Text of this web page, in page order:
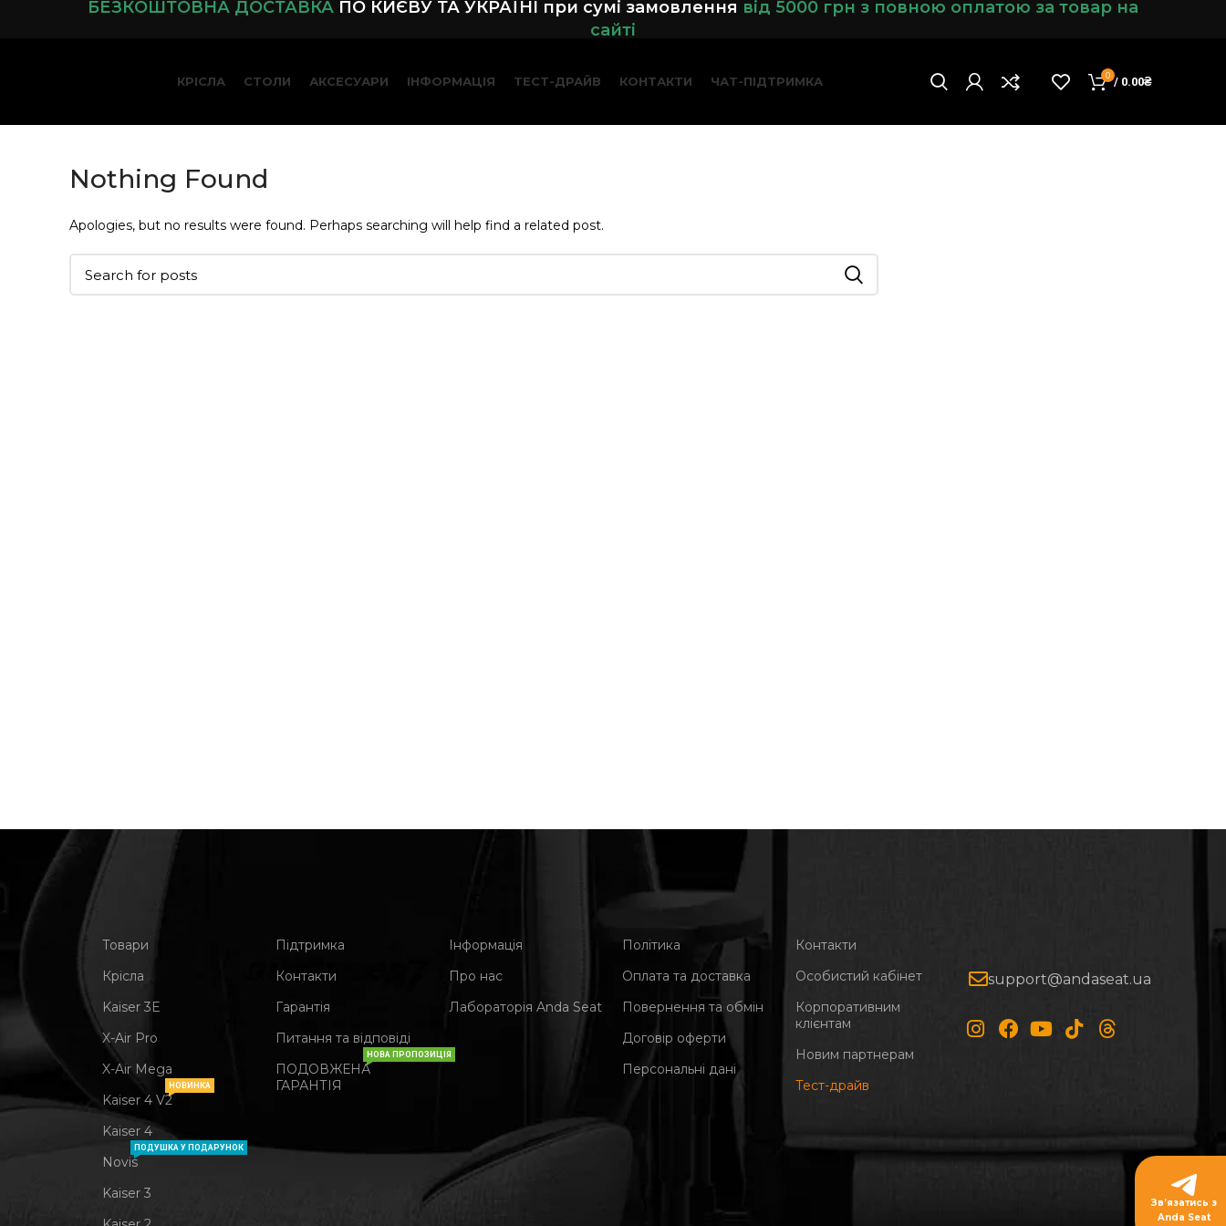
БЕЗКОШТОВНА ДОСТАВКА ПО КИЄВУ ТА УКРАЇНІ при сумі замовлення від 5000 грн з повною оплатою за товар на
сайті
КРІСЛА СТОЛИ АКСЕСУАРИ ІНФОРМАЦІЯ ТЕСТ-ДРАЙВ КОНТАКТИ ЧАТ-ПІДТРИМКА 0 / 0.00₴
Nothing Found
Apologies, but no results were found. Perhaps searching will help find a related post.
Товари
Крісла
Kaiser 3Е
X-Air Pro
X-Air Mega
Kaiser 4 V2
НОВИНКА
Kaiser 4
Novis
ПОДУШКА У ПОДАРУНОК
Kaiser 3
Підтримка
Контакти
Гарантія
Питання та відповіді
ПОДОВЖЕНА
ГАРАНТІЯ
НОВА ПРОПОЗИЦІЯ
Інформація
Про нас
Лабораторія Anda Seat
Політика
Оплата та доставка
Повернення та обмін
Договір оферти
Персональні дані
Контакти
Особистий кабінет
Корпоративним
клієнтам
Новим партнерам
Тест-драйв
support@andaseat.ua
Зв’язатись з
Anda Seat